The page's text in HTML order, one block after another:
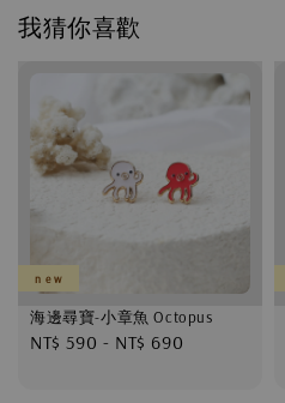
我猜你喜歡
n e w
海邊尋寶-小章魚 Octopus
Regular
NT$ 590 - NT$ 690